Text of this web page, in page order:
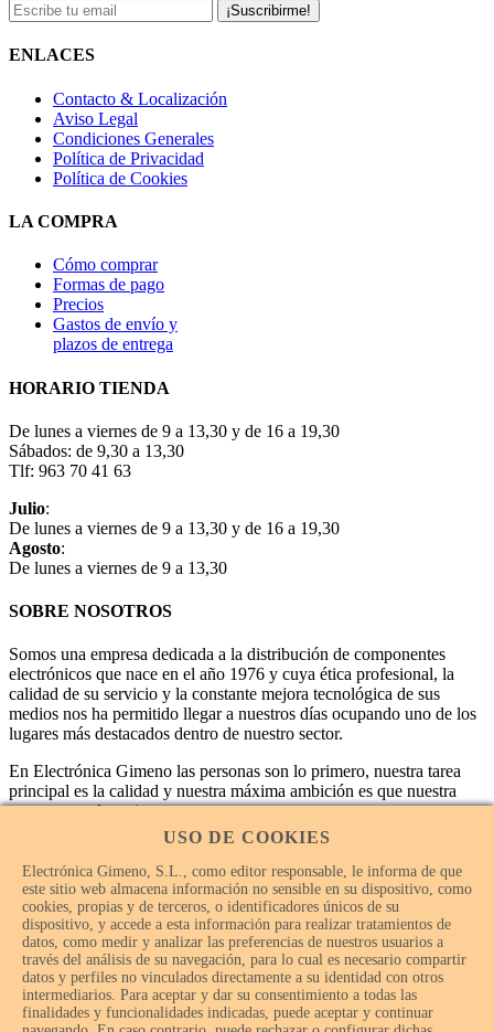
¡Suscribirme!
ENLACES
Contacto & Localización
Aviso Legal
Condiciones Generales
Política de Privacidad
Política de Cookies
LA COMPRA
Cómo comprar
Formas de pago
Precios
Gastos de envío y
plazos de entrega
HORARIO TIENDA
De lunes a viernes de 9 a 13,30 y de 16 a 19,30
Sábados: de 9,30 a 13,30
Tlf: 963 70 41 63
Julio:
De lunes a viernes de 9 a 13,30 y de 16 a 19,30
Agosto:
De lunes a viernes de 9 a 13,30
SOBRE NOSOTROS
Somos una empresa dedicada a la distribución de componentes
electrónicos que nace en el año 1976 y cuya ética profesional, la
calidad de su servicio y la constante mejora tecnológica de sus
medios nos ha permitido llegar a nuestros días ocupando uno de los
lugares más destacados dentro de nuestro sector.
En Electrónica Gimeno las personas son lo primero, nuestra tarea
principal es la calidad y nuestra máxima ambición es que nuestra
empresa sea la mejor.
USO DE COOKIES
Electrónica Gimeno, S.L., como editor responsable, le informa de que
este sitio web almacena información no sensible en su dispositivo, como
cookies, propias y de terceros, o identificadores únicos de su
dispositivo, y accede a esta información para realizar tratamientos de
datos, como medir y analizar las preferencias de nuestros usuarios a
través del análisis de su navegación, para lo cual es necesario compartir
datos y perfiles no vinculados directamente a su identidad con otros
intermediarios. Para aceptar y dar su consentimiento a todas las
finalidades y funcionalidades indicadas, puede aceptar y continuar